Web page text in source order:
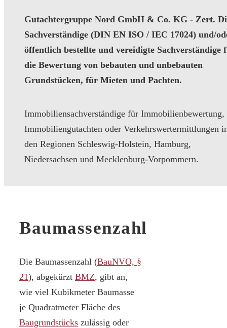
Gutachtergruppe Nord GmbH & Co. KG - Zert.
Sachverständige (DIN EN ISO / IEC 17024) und/
öffentlich bestellte und vereidigte Sachverständige
die Bewertung von bebauten und unbebauten
Grundstücken, für Mieten und Pachten.
Immobiliensachverständige für Immobilienbewertung,
Immobiliengutachten oder Verkehrswertermittlungen
den Regionen Schleswig-Holstein, Hamburg,
Niedersachsen und Mecklenburg-Vorpommern.
Baumassenzahl
Die Baumassenzahl (BauNVO, §
21), abgekürzt BMZ, gibt an,
wie viel Kubikmeter Baumasse
je Quadratmeter Fläche des
Baugrundstücks zulässig oder